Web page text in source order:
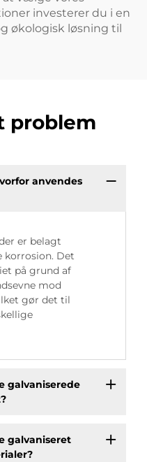
investerer du i en
økologisk løsning til
problem
anvendes
er belagt
korrosion. Det
på grund af
mod
gør det til
galvaniserede
galvaniseret